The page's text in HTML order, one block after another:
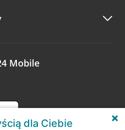
z nami opinią o wizycie.
Mobile
dla Ciebie